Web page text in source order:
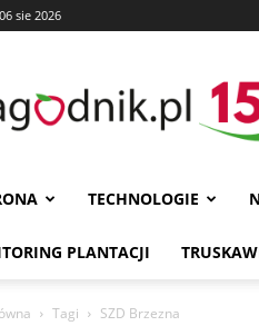
sie 2026
TECHNOLOGIE
PLANTACJI
Tagi SZD Brzezna